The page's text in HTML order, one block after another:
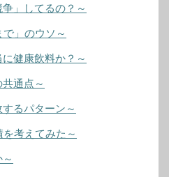
」してるの？～
」のウソ～
健康飲料か？～
通点～
るパターン～
考えてみた～